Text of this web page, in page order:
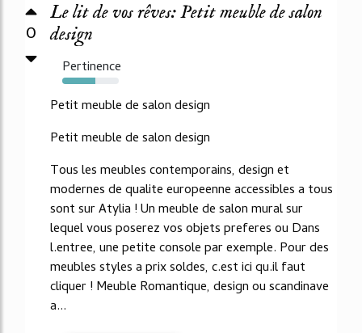
0
Le lit de vos rêves: Petit meuble de salon
design
Pertinence
58%
Petit meuble de salon design
Petit meuble de salon design
Tous les meubles contemporains, design et
modernes de qualite europeenne accessibles a tous
sont sur Atylia ! Un meuble de salon mural sur
lequel vous poserez vos objets preferes ou Dans
l.entree, une petite console par exemple. Pour des
meubles styles a prix soldes, c.est ici qu.il faut
cliquer ! Meuble Romantique, design ou scandinave
a...